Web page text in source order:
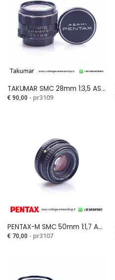
TAKUMAR SMC 28mm 1:3,5 ASAHISi
€ 90,00 - pr3109
PENTAX-M SMC 50mm 1:1,7 ASAHISi
€ 70,00 - pr3107
imbattuto in questo
fantastico e-
commerce mentre ero
alla ricerca di una
che, a parte il fatto di
un'offerta...